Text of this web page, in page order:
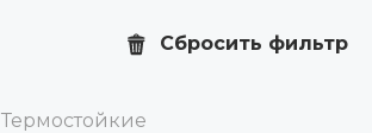
Сбросить фильтр
Термостойкие